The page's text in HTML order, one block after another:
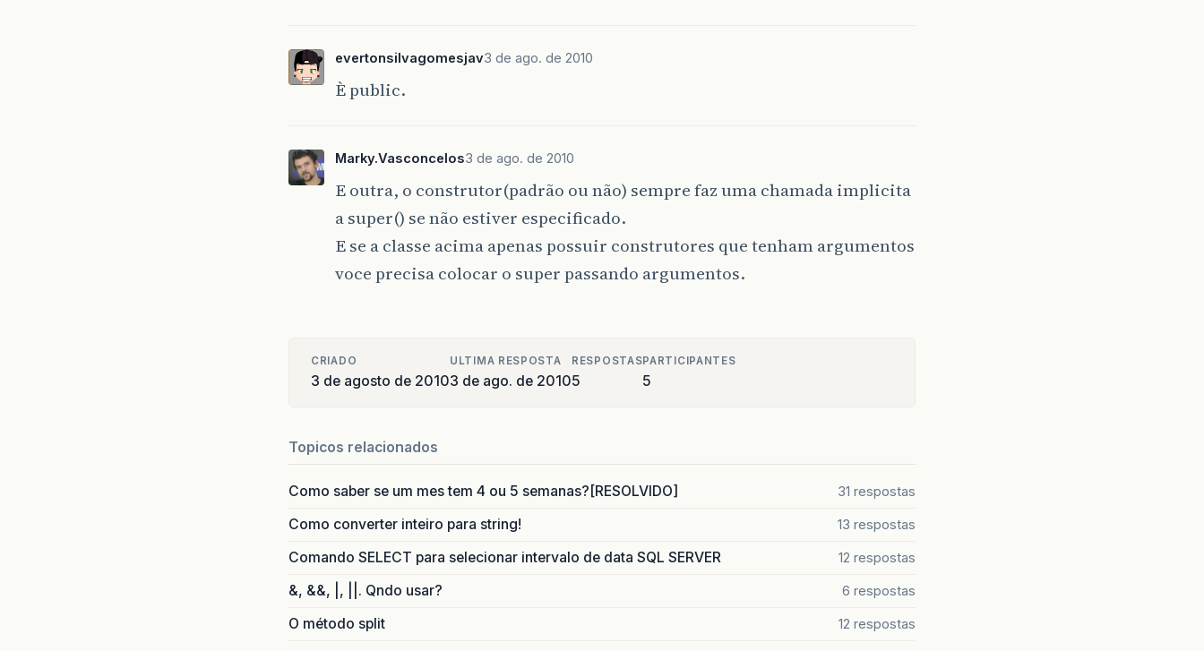
evertonsilvagomesjav3 de ago. de 2010
È public.
Marky.Vasconcelos3 de ago. de 2010
E outra, o construtor(padrão ou não) sempre faz uma chamada implicita
a super() se não estiver especificado.
E se a classe acima apenas possuir construtores que tenham argumentos
voce precisa colocar o super passando argumentos.
CRIADO
3 de agosto de 2010
ULTIMA RESPOSTA
3 de ago. de 2010
RESPOSTAS
5
PARTICIPANTES
5
Topicos relacionados
Como saber se um mes tem 4 ou 5 semanas?[RESOLVIDO] 31 respostas
Como converter inteiro para string! 13 respostas
Comando SELECT para selecionar intervalo de data SQL SERVER 12 respostas
&, &&, |, ||. Qndo usar? 6 respostas
O método split 12 respostas